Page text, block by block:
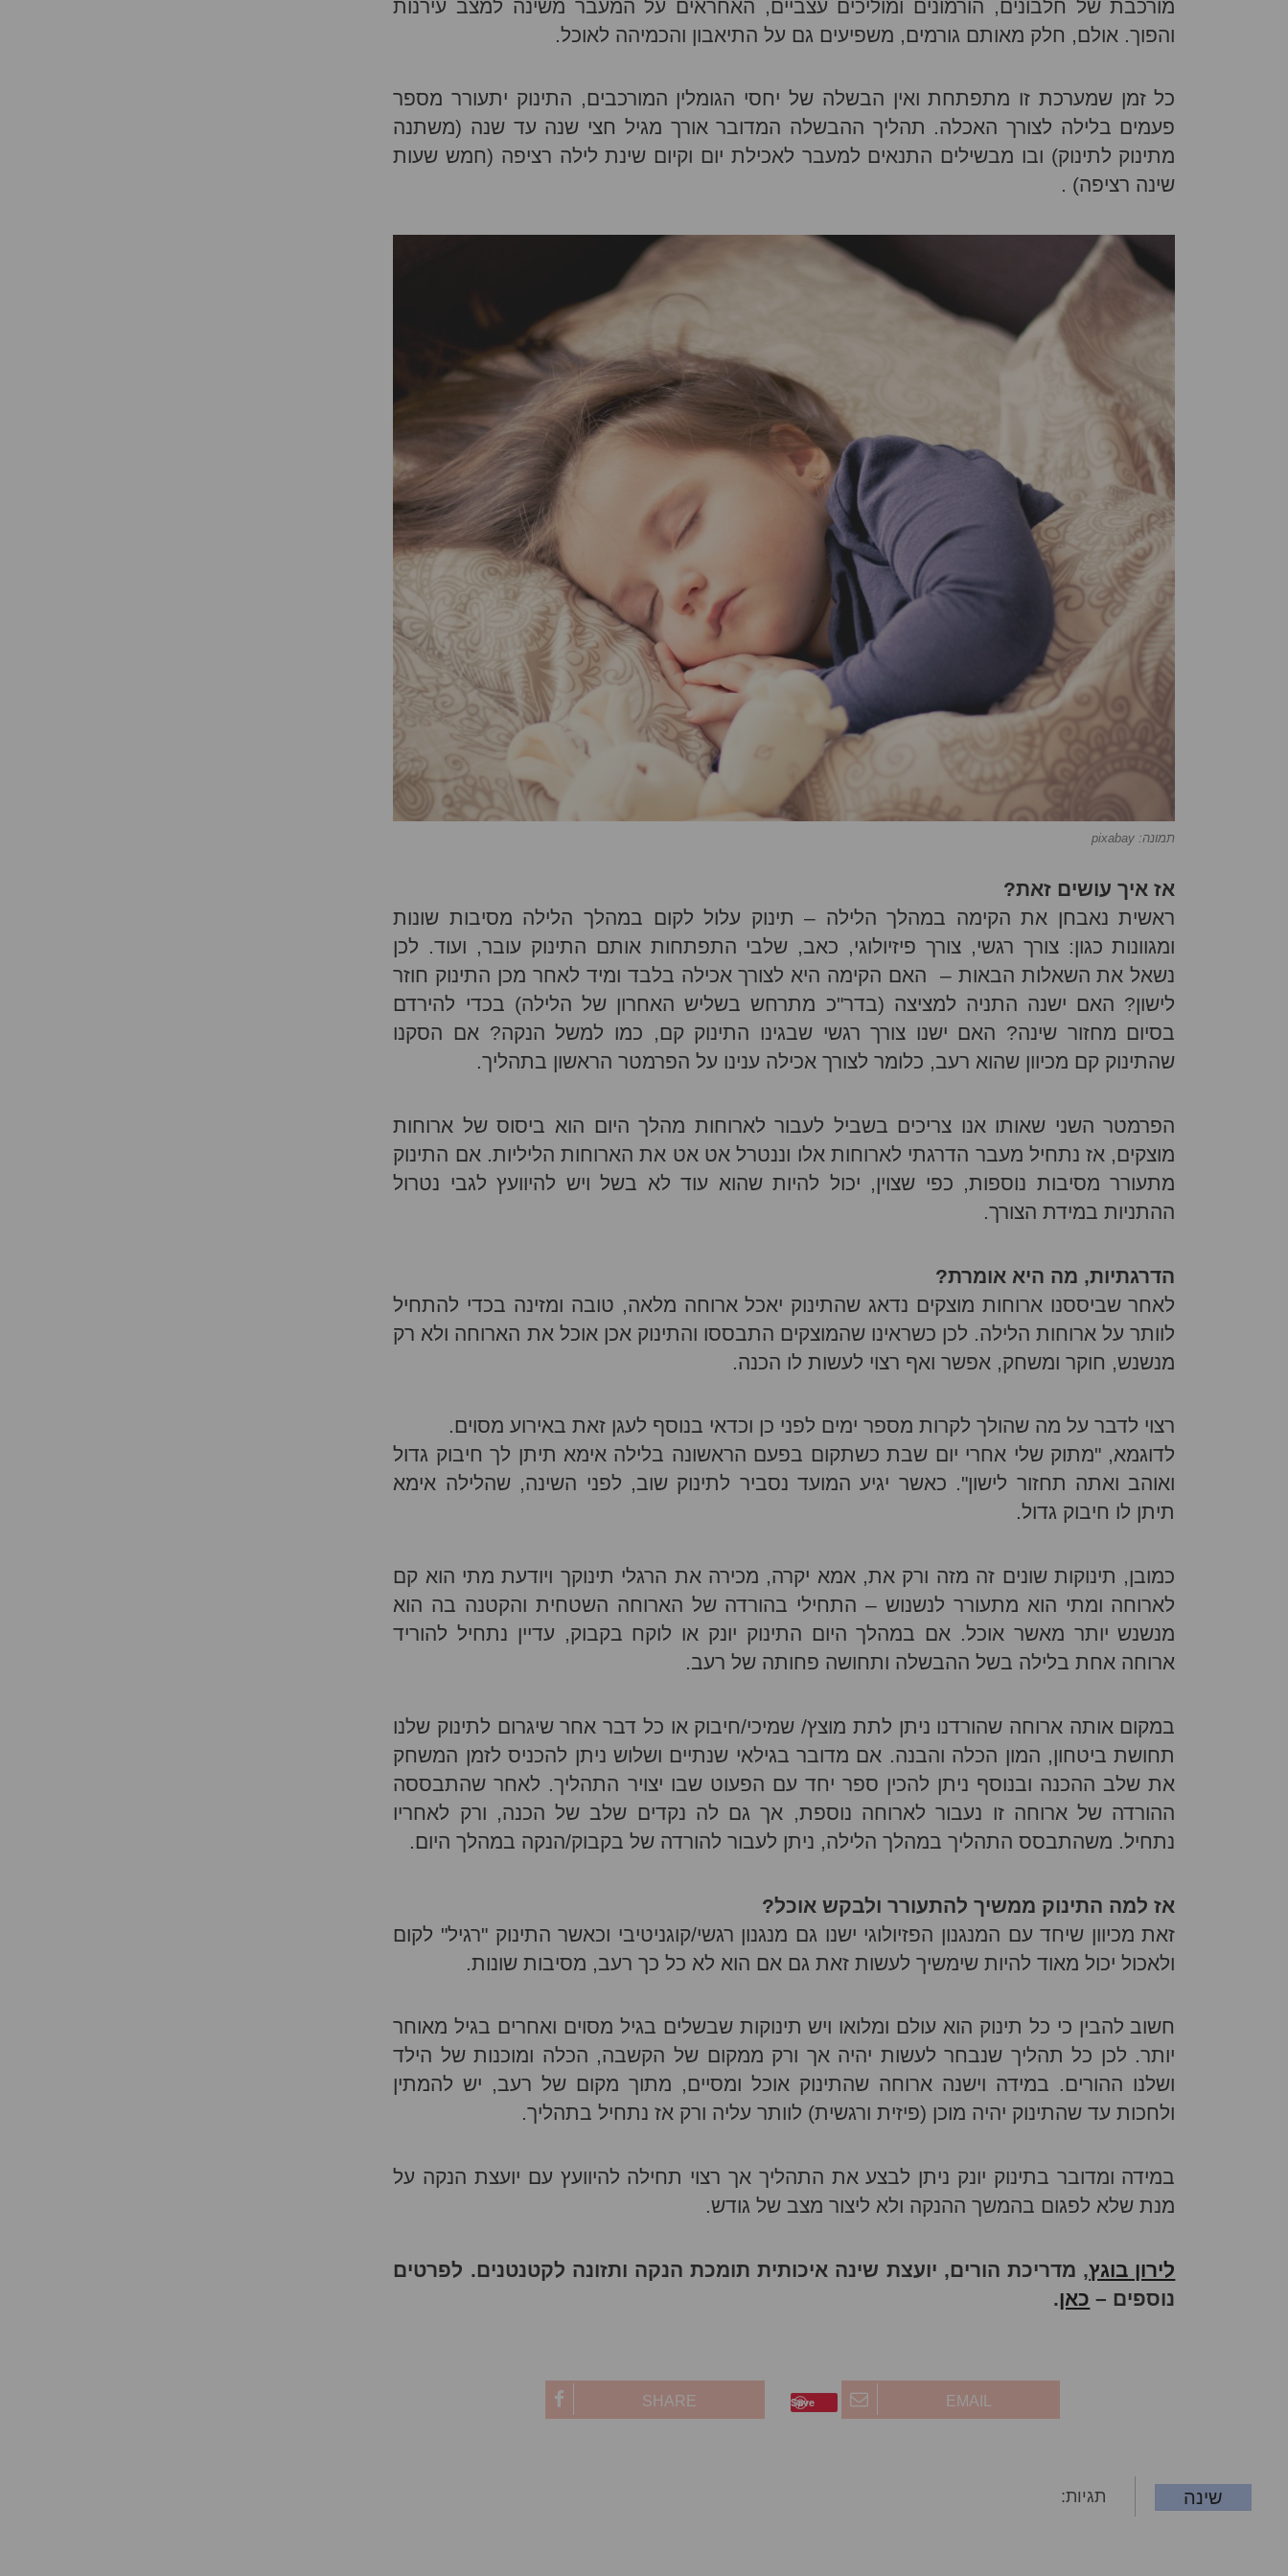
מורכבת של חלבונים, הורמונים ומוליכים עצביים, האחראים על המעבר משינה למצב עירנות
והפוך. אולם, חלק מאותם גורמים, משפיעים גם על התיאבון והכמיהה לאוכל.
כל זמן שמערכת זו מתפתחת ואין הבשלה של יחסי הגומלין המורכבים, התינוק יתעורר מספר
פעמים בלילה לצורך האכלה. תהליך ההבשלה המדובר אורך מגיל חצי שנה עד שנה (משתנה
מתינוק לתינוק) ובו מבשילים התנאים למעבר לאכילת יום וקיום שינת לילה רציפה (חמש שעות
שינה רציפה) .
תמונה: pixabay
אז איך עושים זאת?
ראשית נאבחן את הקימה במהלך הלילה – תינוק עלול לקום במהלך הלילה מסיבות שונות
ומגוונות כגון: צורך רגשי, צורך פיזיולוגי, כאב, שלבי התפתחות אותם התינוק עובר, ועוד. לכן
נשאל את השאלות הבאות – האם הקימה היא לצורך אכילה בלבד ומיד לאחר מכן התינוק חוזר
לישון? האם ישנה התניה למציצה (בדר"כ מתרחש בשליש האחרון של הלילה) בכדי להירדם
בסיום מחזור שינה? האם ישנו צורך רגשי שבגינו התינוק קם, כמו למשל הנקה? אם הסקנו
שהתינוק קם מכיוון שהוא רעב, כלומר לצורך אכילה ענינו על הפרמטר הראשון בתהליך.
הפרמטר השני שאותו אנו צריכים בשביל לעבור לארוחות מהלך היום הוא ביסוס של ארוחות
מוצקים, אז נתחיל מעבר הדרגתי לארוחות אלו וננטרל אט אט את הארוחות הליליות. אם התינוק
מתעורר מסיבות נוספות, כפי שצוין, יכול להיות שהוא עוד לא בשל ויש להיוועץ לגבי נטרול
ההתניות במידת הצורך.
הדרגתיות, מה היא אומרת?
לאחר שביססנו ארוחות מוצקים נדאג שהתינוק יאכל ארוחה מלאה, טובה ומזינה בכדי להתחיל
לוותר על ארוחות הלילה. לכן כשראינו שהמוצקים התבססו והתינוק אכן אוכל את הארוחה ולא רק
מנשנש, חוקר ומשחק, אפשר ואף רצוי לעשות לו הכנה.
רצוי לדבר על מה שהולך לקרות מספר ימים לפני כן וכדאי בנוסף לעגן זאת באירוע מסוים.
לדוגמא, "מתוק שלי אחרי יום שבת כשתקום בפעם הראשונה בלילה אימא תיתן לך חיבוק גדול
ואוהב ואתה תחזור לישון". כאשר יגיע המועד נסביר לתינוק שוב, לפני השינה, שהלילה אימא
תיתן לו חיבוק גדול.
כמובן, תינוקות שונים זה מזה ורק את, אמא יקרה, מכירה את הרגלי תינוקך ויודעת מתי הוא קם
לארוחה ומתי הוא מתעורר לנשנוש – התחילי בהורדה של הארוחה השטחית והקטנה בה הוא
מנשנש יותר מאשר אוכל. אם במהלך היום התינוק יונק או לוקח בקבוק, עדיין נתחיל להוריד
ארוחה אחת בלילה בשל ההבשלה ותחושה פחותה של רעב.
במקום אותה ארוחה שהורדנו ניתן לתת מוצץ/ שמיכי/חיבוק או כל דבר אחר שיגרום לתינוק שלנו
תחושת ביטחון, המון הכלה והבנה. אם מדובר בגילאי שנתיים ושלוש ניתן להכניס לזמן המשחק
את שלב ההכנה ובנוסף ניתן להכין ספר יחד עם הפעוט שבו יצויר התהליך. לאחר שהתבססה
ההורדה של ארוחה זו נעבור לארוחה נוספת, אך גם לה נקדים שלב של הכנה, ורק לאחריו
נתחיל. משהתבסס התהליך במהלך הלילה, ניתן לעבור להורדה של בקבוק/הנקה במהלך היום.
אז למה התינוק ממשיך להתעורר ולבקש אוכל?
זאת מכיוון שיחד עם המנגנון הפזיולוגי ישנו גם מנגנון רגשי/קוגניטיבי וכאשר התינוק "רגיל" לקום
ולאכול יכול מאוד להיות שימשיך לעשות זאת גם אם הוא לא כל כך רעב, מסיבות שונות.
חשוב להבין כי כל תינוק הוא עולם ומלואו ויש תינוקות שבשלים בגיל מסוים ואחרים בגיל מאוחר
יותר. לכן כל תהליך שנבחר לעשות יהיה אך ורק ממקום של הקשבה, הכלה ומוכנות של הילד
ושלנו ההורים. במידה וישנה ארוחה שהתינוק אוכל ומסיים, מתוך מקום של רעב, יש להמתין
ולחכות עד שהתינוק יהיה מוכן (פיזית ורגשית) לוותר עליה ורק אז נתחיל בתהליך.
במידה ומדובר בתינוק יונק ניתן לבצע את התהליך אך רצוי תחילה להיוועץ עם יועצת הנקה על
מנת שלא לפגום בהמשך ההנקה ולא ליצור מצב של גודש.
לירון בוגץ, מדריכת הורים, יועצת שינה איכותית תומכת הנקה ותזונה לקטנטנים. לפרטים
נוספים – כאן.
EMAIL
Save
SHARE
שינה תגיות: